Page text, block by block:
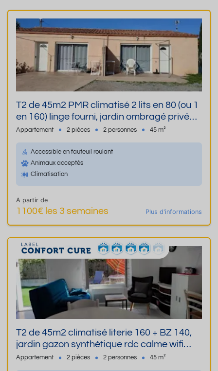
T2 de 45m2 PMR climatisé 2 lits en 80 (ou 1
en 160) linge fourni, jardin ombragé privé
chien admis parking privé, wifi, prêt linge
Appartement 2 pièces 2 personnes 45 m²
Accessible en fauteuil roulant
Animaux acceptés
Climatisation
A partir de
1100€ les 3 semaines Plus d'informations
T2 de 45m2 climatisé literie 160 + BZ 140,
jardin gazon synthétique rdc calme wifi
ambiance vacances, animaux admis,
parking devant
Appartement 2 pièces 2 personnes 45 m²